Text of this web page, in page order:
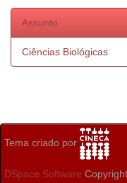
Assunto
Ciências Biológicas
Tema criado por
DSpace Software